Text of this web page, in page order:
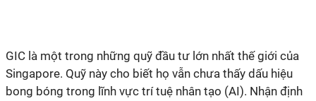
GIC là một trong những quỹ đầu tư lớn nhất thế giới của
Singapore. Quỹ này cho biết họ vẫn chưa thấy dấu hiệu
bong bóng trong lĩnh vực trí tuệ nhân tạo (AI). Nhận định